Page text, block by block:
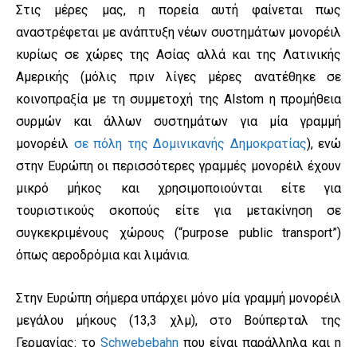
Στις μέρες μας, η πορεία αυτή φαίνεται πως
αναστρέφεται με ανάπτυξη νέων συστημάτων μονορέιλ
κυρίως σε χώρες της Ασίας αλλά και της Λατινικής
Αμερικής (μόλις πριν λίγες μέρες ανατέθηκε σε
κοινοπραξία με τη συμμετοχή της Alstom η προμήθεια
συρμών και άλλων συστημάτων για μία γραμμή
μονορέιλ σε πόλη της Δομινικανής Δημοκρατίας), ενώ
στην Ευρώπη οι περισσότερες γραμμές μονορέιλ έχουν
μικρό μήκος και χρησιμοποιούνται είτε για
τουριστικούς σκοπούς είτε για μετακίνηση σε
συγκεκριμένους χώρους (“purpose public transport”)
όπως αεροδρόμια και λιμάνια.
Στην Ευρώπη σήμερα υπάρχει μόνο μία γραμμή μονορέιλ
μεγάλου μήκους (13,3 χλμ), στο Βούπερταλ της
Γερμανίας: το Schwebebahn που είναι παράλληλα και η